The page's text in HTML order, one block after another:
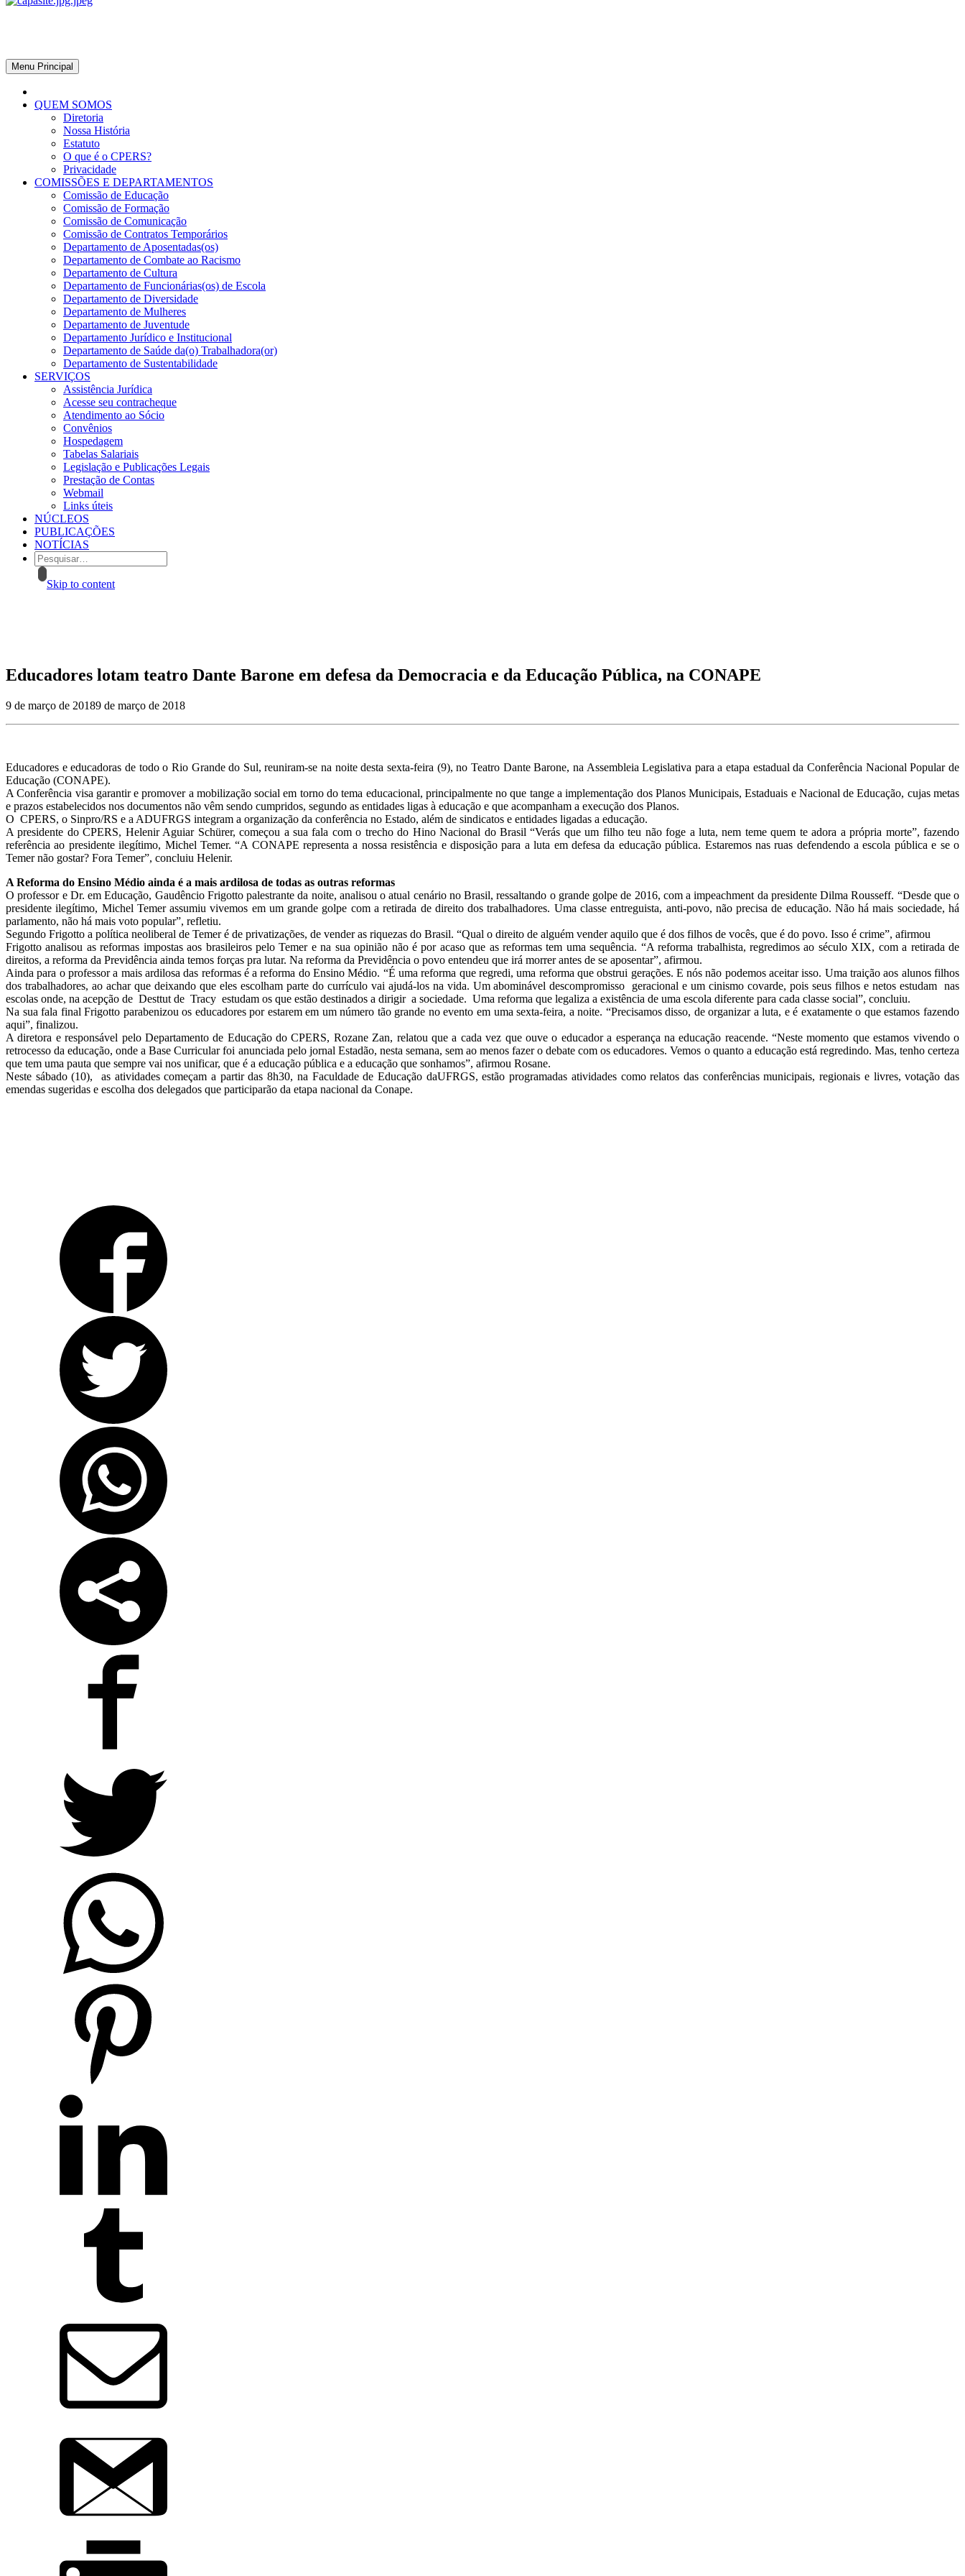
Menu Principal
QUEM SOMOS
Diretoria
Nossa História
Estatuto
O que é o CPERS?
Privacidade
COMISSÕES E DEPARTAMENTOS
Comissão de Educação
Comissão de Formação
Comissão de Comunicação
Comissão de Contratos Temporários
Departamento de Aposentadas(os)
Departamento de Combate ao Racismo
Departamento de Cultura
Departamento de Funcionárias(os) de Escola
Departamento de Diversidade
Departamento de Mulheres
Departamento de Juventude
Departamento Jurídico e Institucional
Departamento de Saúde da(o) Trabalhadora(or)
Departamento de Sustentabilidade
SERVIÇOS
Assistência Jurídica
Acesse seu contracheque
Atendimento ao Sócio
Convênios
Hospedagem
Tabelas Salariais
Legislação e Publicações Legais
Prestação de Contas
Webmail
Links úteis
NÚCLEOS
PUBLICAÇÕES
NOTÍCIAS
Skip to content
Educadores lotam teatro Dante Barone em defesa da Democracia e da Educação Pública, na CONAPE
9 de março de 20189 de março de 2018
Educadores e educadoras de todo o Rio Grande do Sul, reuniram-se na noite desta sexta-feira (9), no Teatro Dante Barone, na Assembleia Legislativa para a etapa estadual da Conferência Nacional Popular de
Educação (CONAPE).
A Conferência visa garantir e promover a mobilização social em torno do tema educacional, principalmente no que tange a implementação dos Planos Municipais, Estaduais e Nacional de Educação, cujas metas
e prazos estabelecidos nos documentos não vêm sendo cumpridos, segundo as entidades ligas à educação e que acompanham a execução dos Planos.
O CPERS, o Sinpro/RS e a ADUFRGS integram a organização da conferência no Estado, além de sindicatos e entidades ligadas a educação.
A presidente do CPERS, Helenir Aguiar Schürer, começou a sua fala com o trecho do Hino Nacional do Brasil “Verás que um filho teu não foge a luta, nem teme quem te adora a própria morte”, fazendo
referência ao presidente ilegítimo, Michel Temer. “A CONAPE representa a nossa resistência e disposição para a luta em defesa da educação pública. Estaremos nas ruas defendendo a escola pública e se o
Temer não gostar? Fora Temer”, concluiu Helenir.
A Reforma do Ensino Médio ainda é a mais ardilosa de todas as outras reformas
O professor e Dr. em Educação, Gaudêncio Frigotto palestrante da noite, analisou o atual cenário no Brasil, ressaltando o grande golpe de 2016, com a impeachment da presidente Dilma Rousseff. “Desde que o
presidente ilegítimo, Michel Temer assumiu vivemos em um grande golpe com a retirada de direito dos trabalhadores. Uma classe entreguista, anti-povo, não precisa de educação. Não há mais sociedade, há
parlamento, não há mais voto popular”, refletiu.
Segundo Frigotto a política neoliberal de Temer é de privatizações, de vender as riquezas do Brasil. “Qual o direito de alguém vender aquilo que é dos filhos de vocês, que é do povo. Isso é crime”, afirmou
Frigotto analisou as reformas impostas aos brasileiros pelo Temer e na sua opinião não é por acaso que as reformas tem uma sequência. “A reforma trabalhista, regredimos ao século XIX, com a retirada de
direitos, a reforma da Previdência ainda temos forças pra lutar. Na reforma da Previdência o povo entendeu que irá morrer antes de se aposentar”, afirmou.
Ainda para o professor a mais ardilosa das reformas é a reforma do Ensino Médio. “É uma reforma que regredi, uma reforma que obstrui gerações. E nós não podemos aceitar isso. Uma traição aos alunos filhos
dos trabalhadores, ao achar que deixando que eles escolham parte do currículo vai ajudá-los na vida. Um abominável descompromisso geracional e um cinismo covarde, pois seus filhos e netos estudam nas
escolas onde, na acepção de Desttut de Tracy estudam os que estão destinados a dirigir a sociedade. Uma reforma que legaliza a existência de uma escola diferente para cada classe social”, concluiu.
Na sua fala final Frigotto parabenizou os educadores por estarem em um número tão grande no evento em uma sexta-feira, a noite. “Precisamos disso, de organizar a luta, e é exatamente o que estamos fazendo
aqui”, finalizou.
A diretora e responsável pelo Departamento de Educação do CPERS, Rozane Zan, relatou que a cada vez que ouve o educador a esperança na educação reacende. “Neste momento que estamos vivendo o
retrocesso da educação, onde a Base Curricular foi anunciada pelo jornal Estadão, nesta semana, sem ao menos fazer o debate com os educadores. Vemos o quanto a educação está regredindo. Mas, tenho certeza
que tem uma pauta que sempre vai nos unificar, que é a educação pública e a educação que sonhamos”, afirmou Rosane.
Neste sábado (10), as atividades começam a partir das 8h30, na Faculdade de Educação daUFRGS, estão programadas atividades como relatos das conferências municipais, regionais e livres, votação das
emendas sugeridas e escolha dos delegados que participarão da etapa nacional da Conape.